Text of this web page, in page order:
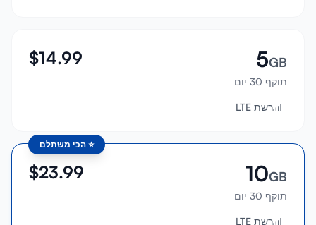
5GB
תוקף 30 יום
$14.99
רשת LTE
⭐ הכי משתלם
10GB
תוקף 30 יום
$23.99
רשת LTE